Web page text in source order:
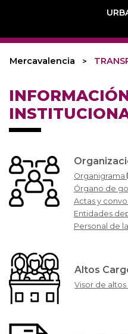
Mercavalencia
Organigrama
Órgano de
Actas y
Entidades
Personal de
Altos
Visor de